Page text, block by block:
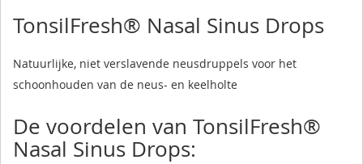
TonsilFresh® Nasal Sinus Drops
Natuurlijke, niet verslavende neusdruppels voor het
schoonhouden van de neus- en keelholte
De voordelen van TonsilFresh®
Nasal Sinus Drops: